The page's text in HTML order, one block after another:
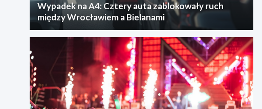
Wypadek na A4: Cztery auta zablokowały ruch
między Wrocławiem a Bielanami